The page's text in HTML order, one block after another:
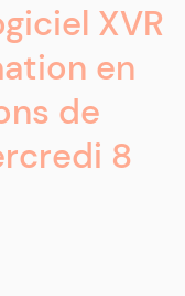
XVR
en
de
8